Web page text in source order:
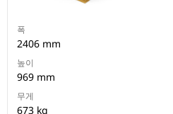
폭
2406 mm
높이
969 mm
무게
673 kg